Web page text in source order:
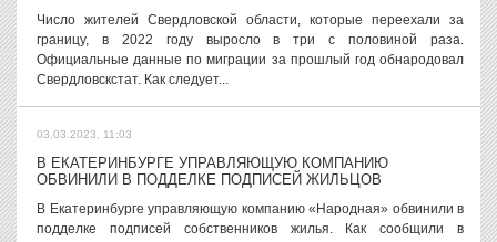
Число жителей Свердловской области, которые переехали за
границу, в 2022 году выросло в три с половиной раза.
Официальные данные по миграции за прошлый год обнародовал
Свердловскстат. Как следует...
03.03.2023, 11:03
В ЕКАТЕРИНБУРГЕ УПРАВЛЯЮЩУЮ КОМПАНИЮ
ОБВИНИЛИ В ПОДДЕЛКЕ ПОДПИСЕЙ ЖИЛЬЦОВ
В Екатеринбурге управляющую компанию «Народная» обвинили в
подделке подписей собственников жилья. Как сообщили в